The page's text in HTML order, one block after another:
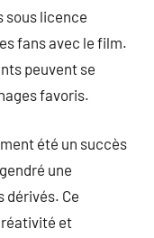
sous licence
fans avec le film.
peuvent se
favoris.
été un succès
une
dérivés. Ce
et